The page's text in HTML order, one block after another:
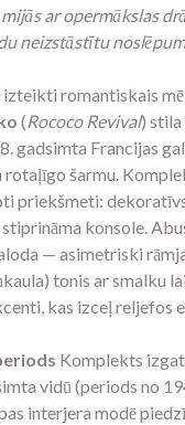
ar opermākslas
neizstāstītu
izteikti romantiskais
(Rococo Revival) stila
gadsimta Francijas
rotaļīgo šarmu.
priekšmeti:
stiprināma konsole.
— asimetriski
tonis ar smalku
kas izceļ reljefos
Komplekts
vidū (periods no
interjera modē